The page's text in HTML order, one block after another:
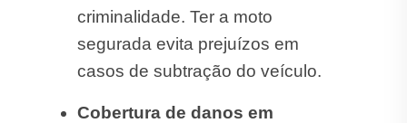
criminalidade. Ter a moto
segurada evita prejuízos em
casos de subtração do veículo.
Cobertura de danos em